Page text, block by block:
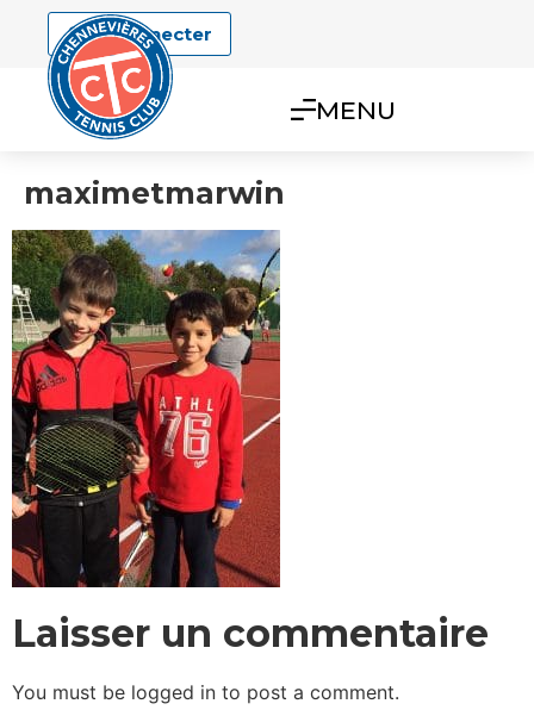
Se connecter
MENU
maximetmarwin
Laisser un commentaire
You must be logged in to post a comment.